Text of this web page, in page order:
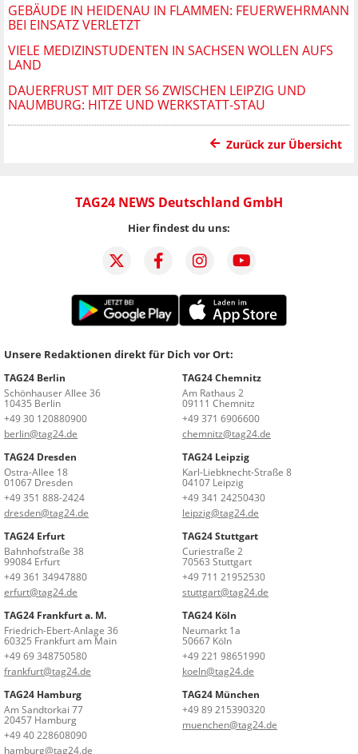
GEBÄUDE IN HEIDENAU IN FLAMMEN: FEUERWEHRMANN
BEI EINSATZ VERLETZT
VIELE MEDIZINSTUDENTEN IN SACHSEN WOLLEN AUFS
LAND
DAUERFRUST MIT DER S6 ZWISCHEN LEIPZIG UND
NAUMBURG: HITZE UND WERKSTATT-STAU
Zurück zur Übersicht
TAG24 NEWS Deutschland GmbH
Hier findest du uns:
Unsere Redaktionen direkt für Dich vor Ort:
TAG24 Berlin
Schönhauser Allee 36
10435 Berlin
+49 30 120880900
berlin@tag24.de
TAG24 Chemnitz
Am Rathaus 2
09111 Chemnitz
+49 371 6906600
chemnitz@tag24.de
TAG24 Dresden
Ostra-Allee 18
01067 Dresden
+49 351 888-2424
dresden@tag24.de
TAG24 Leipzig
Karl-Liebknecht-Straße 8
04107 Leipzig
+49 341 24250430
leipzig@tag24.de
TAG24 Erfurt
Bahnhofstraße 38
99084 Erfurt
+49 361 34947880
erfurt@tag24.de
TAG24 Stuttgart
Curiestraße 2
70563 Stuttgart
+49 711 21952530
stuttgart@tag24.de
TAG24 Frankfurt a. M.
Friedrich-Ebert-Anlage 36
60325 Frankfurt am Main
+49 69 348750580
frankfurt@tag24.de
TAG24 Köln
Neumarkt 1a
50667 Köln
+49 221 98651990
koeln@tag24.de
TAG24 Hamburg
Am Sandtorkai 77
20457 Hamburg
+49 40 228608090
hamburg@tag24.de
TAG24 München
+49 89 215390320
muenchen@tag24.de